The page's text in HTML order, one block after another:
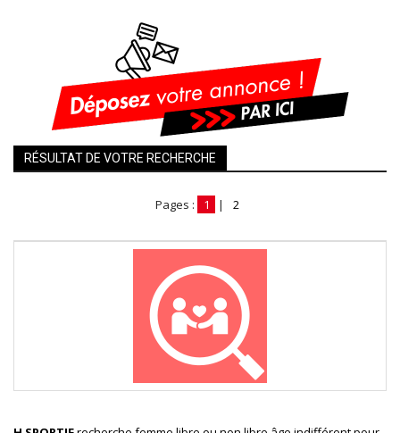
RÉSULTAT DE VOTRE RECHERCHE
Pages : 1 | 2